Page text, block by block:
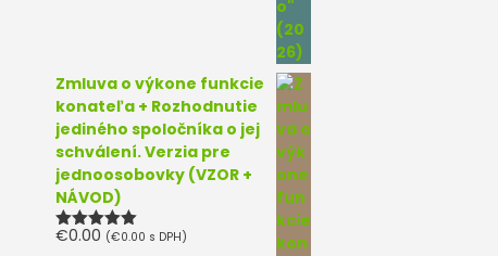
Zmluva o výkone funkcie
konateľa + Rozhodnutie
jediného spoločníka o jej
schválení. Verzia pre
jednoosobovky (VZOR +
NÁVOD)
Hodnotenie
€0.00 (€0.00 s DPH)